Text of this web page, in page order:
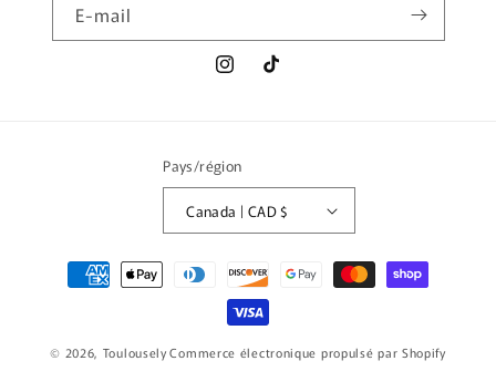
E-mail
InstagramTikTok
Pays/région
Canada | CAD $
Moyens
© 2026, Toulousely Commerce électronique propulsé par Shopify